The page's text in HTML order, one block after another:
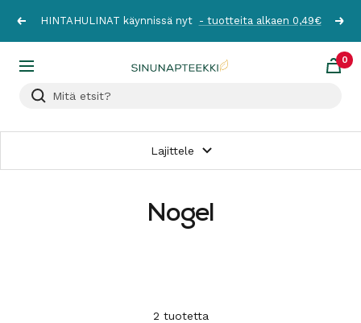
sisältöön
EdellinenHINTAHULINAT käynnissä nyt - tuotteita alkaen 0,49€
Navigaatio Sinunapteekki.fi
0
Lajittele
Nogel
2 tuotetta